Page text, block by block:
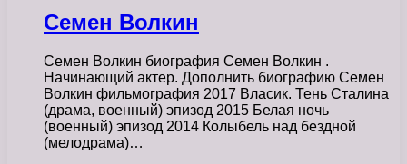
Семен Волкин
Семен Волкин биография Семен Волкин .
Начинающий актер. Дополнить биографию Семен
Волкин фильмография 2017 Власик. Тень Сталина
(драма, военный) эпизод 2015 Белая ночь
(военный) эпизод 2014 Колыбель над бездной
(мелодрама)…